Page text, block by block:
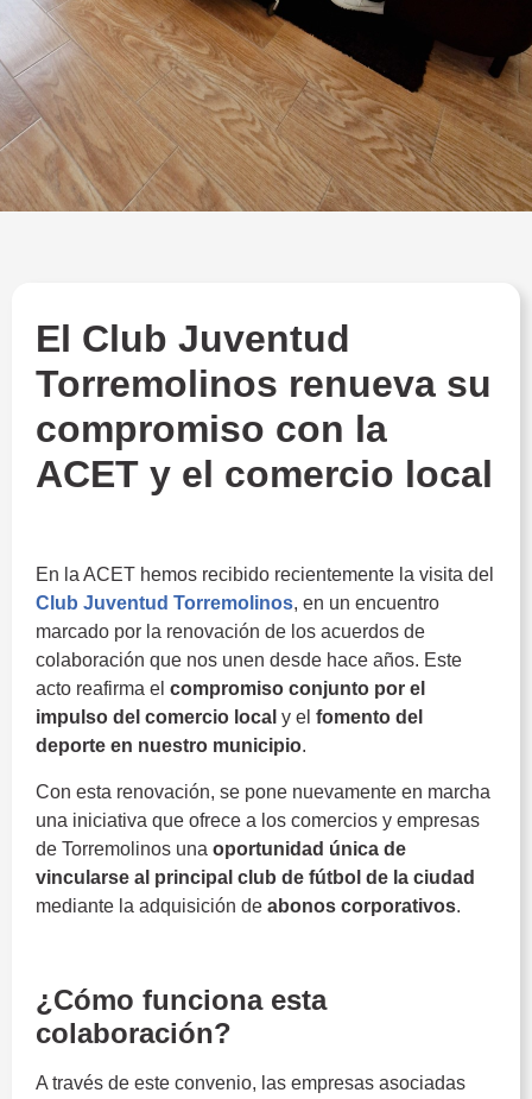
El Club Juventud
Torremolinos renueva su
compromiso con la
ACET y el comercio local
En la ACET hemos recibido recientemente la visita del
Club Juventud Torremolinos, en un encuentro
marcado por la renovación de los acuerdos de
colaboración que nos unen desde hace años. Este
acto reafirma el compromiso conjunto por el
impulso del comercio local y el fomento del
deporte en nuestro municipio.
Con esta renovación, se pone nuevamente en marcha
una iniciativa que ofrece a los comercios y empresas
de Torremolinos una oportunidad única de
vincularse al principal club de fútbol de la ciudad
mediante la adquisición de abonos corporativos.
¿Cómo funciona esta
colaboración?
A través de este convenio, las empresas asociadas